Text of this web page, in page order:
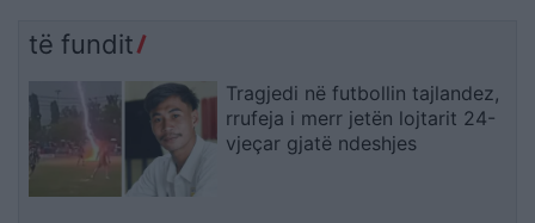
të fundit
Tragjedi në futbollin tajlandez,
rrufeja i merr jetën lojtarit 24-
vjeçar gjatë ndeshjes